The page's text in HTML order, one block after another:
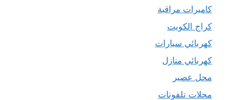
كاميرات مراقبة
كراج الكويت
كهربائي سيارات
كهربائي منازل
محل عصير
محلات تلفونات